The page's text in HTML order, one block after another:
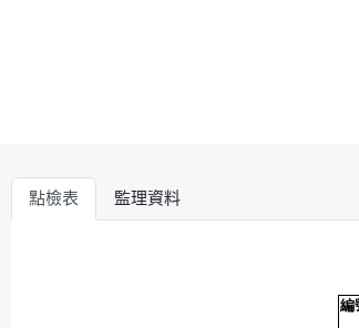
點檢表 監理資料